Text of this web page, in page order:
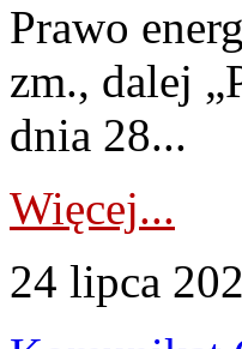
Prawo
zm., dalej
dnia 28...
Więcej...
24 lipca